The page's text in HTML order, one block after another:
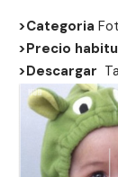
>Categoria
>Precio
>Descargar